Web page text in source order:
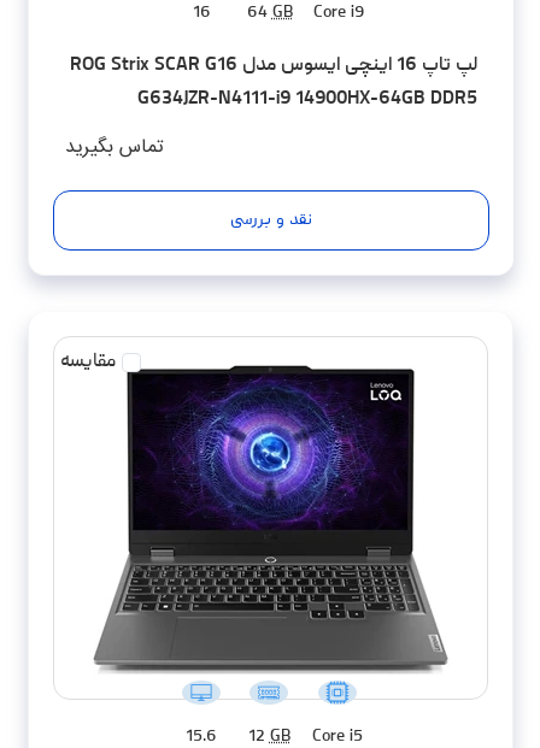
Core i9
64GB
16
لپ تاپ 16 اینچی ایسوس مدل ROG Strix SCAR G16
G634JZR-N4111-i9 14900HX-64GB DDR5
تماس بگیرید
نقد و بررسی
مقایسه
Core i5
12GB
15.6